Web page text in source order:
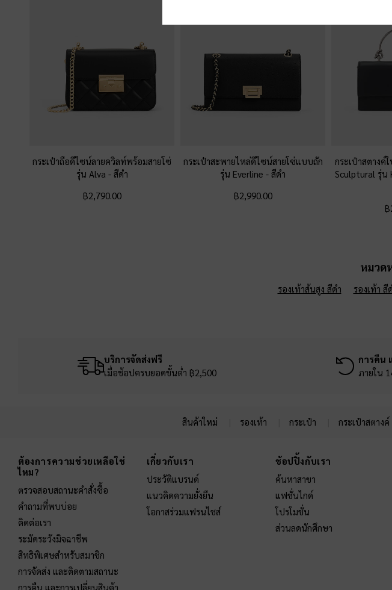
กระเป๋าถือดีไซน์ลายควิลท์พร้อมสายโซ่
รุ่น Alva - สีดำ
฿2,790.00
กระเป๋าสะพายไหล่ดีไซน์สายโซ่แบบถัก
รุ่น Everline-สีดำ
฿2,990.00
กระเป๋าสตางค์
Sculptural รุ่น
฿
หมวด
รองเท้าส้นสูง สีดำ รองเท้า สี
บริการจัดส่งฟรี
เมื่อช้อปครบยอดขั้นต่ำ ฿2,500
การคืน
ภายใน
สินค้าใหม่ รองเท้า กระเป๋า กระเป๋าสตางค์
ต้องการความช่วยเหลือใช่
ไหม?
ตรวจสอบสถานะคำสั่งซื้อ
คำถามที่พบบ่อย
ติดต่อเรา
ระมัดระวังมิจฉาชีพ
สิทธิพิเศษสำหรับสมาชิก
การจัดส่ง และติดตามสถานะ
การคืน และการเปลี่ยนสินค้า
เกี่ยวกับเรา
ประวัติแบรนด์
แนวคิดความยั่งยืน
โอกาสร่วมแฟรนไชส์
ช้อปปิ้งกับเรา
ค้นหาสาขา
แฟชั่นไกด์
โปรโมชั่น
ส่วนลดนักศึกษา